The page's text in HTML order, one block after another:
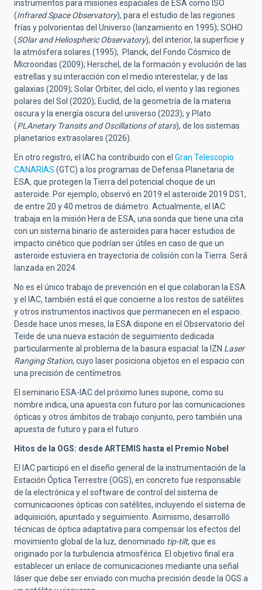
instrumentos para misiones espaciales de ESA como ISO
(Infrared Space Observatory), para el estudio de las regiones
frías y polvorientas del Universo (lanzamiento en 1995); SOHO
(SOlar and Heliospheric Observatory), del interior, la superficie y
la atmósfera solares (1995); Planck, del Fondo Cósmico de
Microondas (2009); Herschel, de la formación y evolución de las
estrellas y su interacción con el medio interestelar, y de las
galaxias (2009); Solar Orbiter, del ciclo, el viento y las regiones
polares del Sol (2020); Euclid, de la geometría de la materia
oscura y la energía oscura del universo (2023); y Plato
(PLAnetary Transits and Oscillations of stars), de los sistemas
planetarios extrasolares (2026).
En otro registro, el IAC ha contribuido con el Gran Telescopio
CANARIAS (GTC) a los programas de Defensa Planetaria de
ESA, que protegen la Tierra del potencial choque de un
asteroide. Por ejemplo, observó en 2019 el asteroide 2019 DS1,
de entre 20 y 40 metros de diámetro. Actualmente, el IAC
trabaja en la misión Hera de ESA, una sonda que tiene una cita
con un sistema binario de asteroides para hacer estudios de
impacto cinético que podrían ser útiles en caso de que un
asteroide estuviera en trayectoria de colisión con la Tierra. Será
lanzada en 2024.
No es el único trabajo de prevención en el que colaboran la ESA
y el IAC, también está el que concierne a los restos de satélites
y otros instrumentos inactivos que permanecen en el espacio.
Desde hace unos meses, la ESA dispone en el Observatorio del
Teide de una nueva estación de seguimiento dedicada
particularmente al problema de la basura espacial: la IZN Laser
Ranging Station, cuyo laser posiciona objetos en el espacio con
una precisión de centímetros.
El seminario ESA-IAC del próximo lunes supone, como su
nombre indica, una apuesta con futuro por las comunicaciones
ópticas y otros ámbitos de trabajo conjunto, pero también una
apuesta de futuro y para el futuro.
Hitos de la OGS: desde ARTEMIS hasta el Premio Nobel
El IAC participó en el diseño general de la instrumentación de la
Estación Óptica Terrestre (OGS), en concreto fue responsable
de la electrónica y el software de control del sistema de
comunicaciones ópticas con satélites, incluyendo el sistema de
adquisición, apuntado y seguimiento. Asimismo, desarrolló
técnicas de óptica adaptativa para compensar los efectos del
movimiento global de la luz, denominado tip-tilt, que es
originado por la turbulencia atmosférica. El objetivo final era
establecer un enlace de comunicaciones mediante una señal
láser que debe ser enviado con mucha precisión desde la OGS a